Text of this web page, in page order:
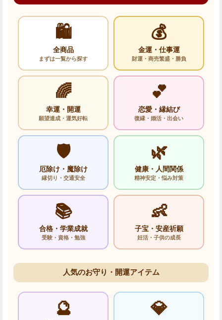
🛍️
全商品
まずは一覧から探す
💰
金運・仕事運
財運・商売繁盛・勝負
🌈
幸運・開運
願望達成・運気好転
💕
恋愛・縁結び
復縁・婚活・出会い
🛡️
厄除け・魔除け
縁切り・交通安全
🌿
健康・人間関係
精神安定・悩み対策
📚
合格・学業成就
受験・資格・勉強
👶
子宝・安産祈願
妊活・子供の成長
人気のお守り・開運アイテム
🔮 💎